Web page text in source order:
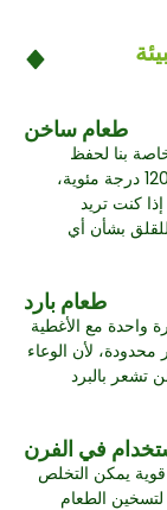
طعام ساخن
بنا لحفظ
الطعام الساخن، حتى في درجات حرارة تصل إلى 120 درجة مئوية،
كنت تريد
بشأن أي
طعام بارد
واحدة مع الأغطية
لأن الوعاء
بالبرد
في الفرن
يمكن التخلص
الطعام